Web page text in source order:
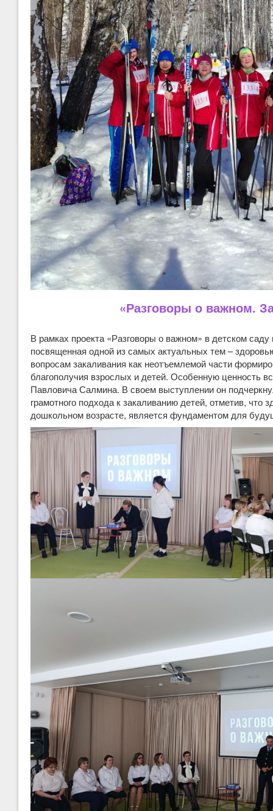
«Разговоры о важном.
В рамках проекта «Разговоры о важном» в детском
посвященная одной из самых актуальных тем –
вопросам закаливания как неотъемлемой части
благополучия взрослых и детей. Особенную ценность
Павловича Салмина. В своем выступлении он
грамотного подхода к закаливанию детей, отметив, что
дошкольном возрасте, является фундаментом для